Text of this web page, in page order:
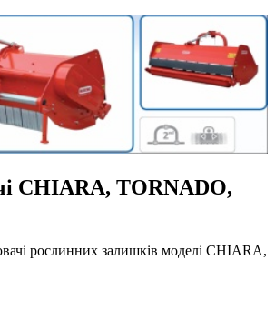
CHIARA, TORNADO,
рослинних залишків моделі CHIARA,